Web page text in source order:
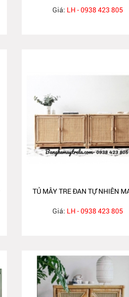
Giá: LH - 0938 423 805
TỦ MÂY TRE ĐAN TỰ NHIÊN
Giá: LH - 0938 423 805